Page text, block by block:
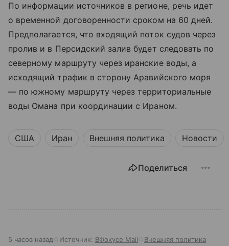
По информации источников в регионе, речь идет
о временной договоренности сроком на 60 дней.
Предполагается, что входящий поток судов через
пролив и в Персидский залив будет следовать по
северному маршруту через иранские воды, а
исходящий трафик в сторону Аравийского моря
— по южному маршруту через территориальные
воды Омана при координации с Ираном.
США Иран Внешняя политика Новости
Поделиться
5 часов назад Источник: ВФокусе Mail Внешняя политика